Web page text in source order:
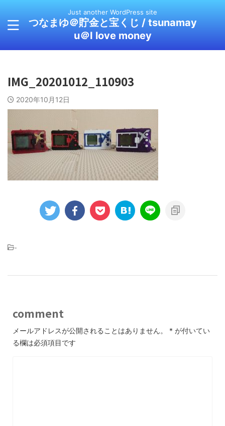
Just another WordPress site
つなまゆ＠貯金と宝くじ / tsunamay
u＠I love money
IMG_20201012_110903
2020年10月12日
-
comment
メールアドレスが公開されることはありません。 * が付いてい
る欄は必須項目です